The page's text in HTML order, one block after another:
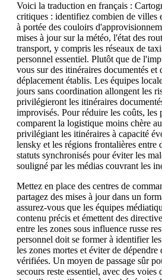
Voici la traduction en français :
critiques : identifiez combien de villes
à portée des couloirs
mises à jour sur la météo, l'état des
transport, y compris les réseaux de
personnel essentiel. Plutôt que de
vous sur des itinéraires documentés et
déplacement établis. Les équipes
jours sans coordination allongent les
privilégieront les itinéraires
improvisés. Pour réduire les coûts, les
comparent la logistique moins chère
privilégiant les itinéraires à capacité
lensky et les régions frontalières entre
statuts synchronisés pour éviter les
souligné par les médias couvrant les
Mettez en place des centres de
partagez des mises à jour dans un
assurez-vous que les équipes
contenu précis et émettent des
entre les zones sous influence russe
personnel doit se former à identifier
les zones mortes et éviter de dépendre
vérifiées. Un moyen de passage sûr
secours reste essentiel, avec des voies